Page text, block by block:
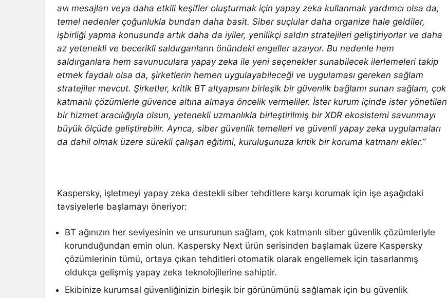
avı mesajları veya daha etkili keşifler oluşturmak için yapay zeka kullanmak yardımcı olsa da,
temel nedenler çoğunlukla bundan daha basit. Siber suçlular daha organize hale geldiler,
işbirliği yapma konusunda artık daha da iyiler, yenilikçi saldırı stratejileri geliştiriyorlar ve daha
az yetenekli ve becerikli saldırganların önündeki engeller azaıyor. Bu nedenle hem
saldırganlara hem savunuculara yapay zeka ile yeni seçenekler sunabilecek ilerlemeleri takip
etmek faydalı olsa da, şirketlerin hemen uygulayabileceği ve uygulaması gereken sağlam
stratejiler mevcut. Şirketler, kritik BT altyapısını birleşik bir güvenlik bağlamı sunan sağlam, çok
katmanlı çözümlerle güvence altına almaya öncelik vermeliler. İster kurum içinde ister yönetilen
bir hizmet aracılığıyla olsun, yetenekli uzmanlıkla birleştirilmiş bir XDR ekosistemi savunmayı
büyük ölçüde geliştirebilir. Ayrıca, siber güvenlik temelleri ve güvenli yapay zeka uygulamaları
da dahil olmak üzere sürekli çalışan eğitimi, kuruluşunuza kritik bir koruma katmanı ekler.”
Kaspersky, işletmeyi yapay zeka destekli siber tehditlere karşı korumak için işe aşağıdaki
tavsiyelerle başlamayı öneriyor:
BT ağınızın her seviyesinin ve unsurunun sağlam, çok katmanlı siber güvenlik çözümleriyle
korunduğundan emin olun. Kaspersky Next ürün serisinden başlamak üzere Kaspersky
çözümlerinin tümü, ortaya çıkan tehditleri otomatik olarak engellemek için tasarlanmış
oldukça gelişmiş yapay zeka teknolojilerine sahiptir.
Ekibinize kurumsal güvenliğinizin birleşik bir görünümünü sağlamak için bu güvenlik